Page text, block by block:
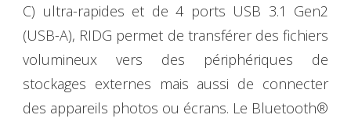
C) ultra-rapides et de 4 ports USB 3.1 Gen2
(USB-A), RIDG permet de transférer des fichiers
volumineux vers des périphériques de
stockages externes mais aussi de connecter
des appareils photos ou écrans. Le Bluetooth®